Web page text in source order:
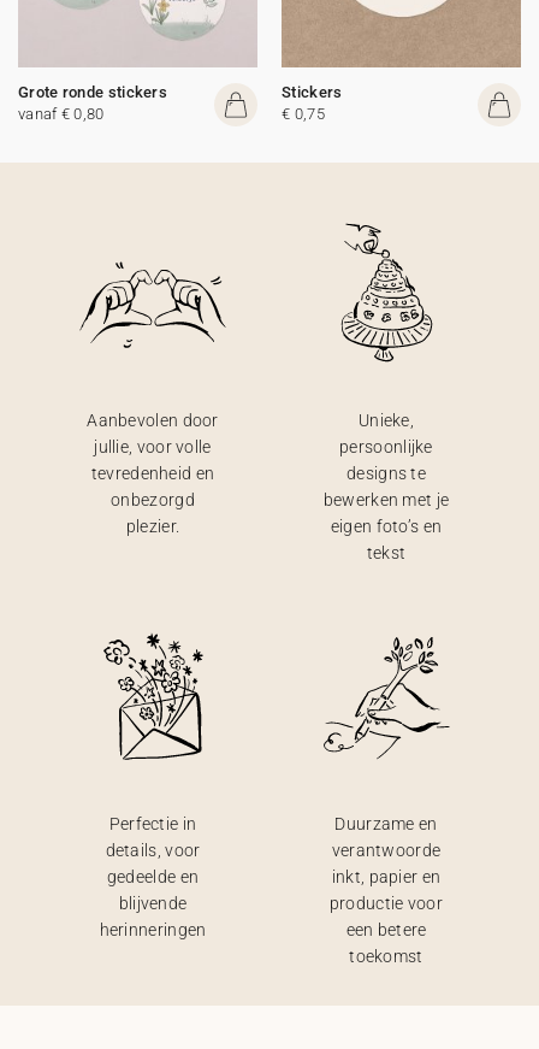
Grote ronde stickers
vanaf € 0,80
Stickers
€ 0,75
Aanbevolen door
jullie, voor volle
tevredenheid en
onbezorgd
plezier.
Unieke,
persoonlijke
designs te
bewerken met je
eigen foto’s en
tekst
Perfectie in
details, voor
gedeelde en
blijvende
herinneringen
Duurzame en
verantwoorde
inkt, papier en
productie voor
een betere
toekomst